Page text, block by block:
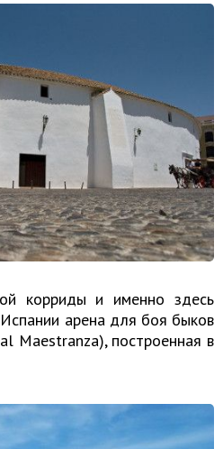
корриды и именно здесь
арена для боя быков
Maestranza), построенная в